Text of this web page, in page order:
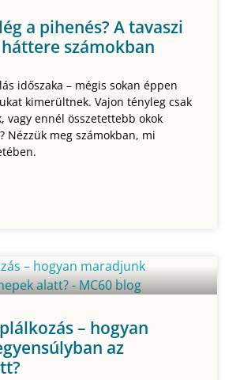
a pihenés? A tavaszi
számokban
időszaka – mégis sokan éppen
kimerültnek. Vajon tényleg csak
vagy ennél összetettebb okok
Nézzük meg számokban, mi
– hogyan
az